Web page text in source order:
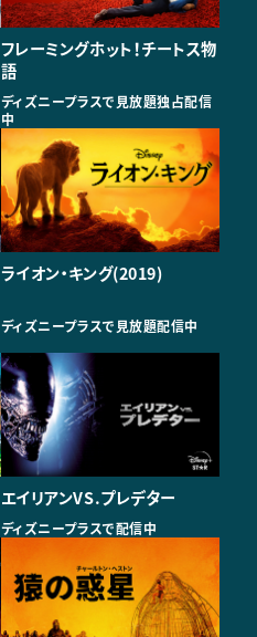
フレーミングホット！チートス物
語
ディズニープラスで見放題独占配信
中
ライオン・キング(2019)
ディズニープラスで見放題配信中
エイリアンVS.プレデター
ディズニープラスで配信中